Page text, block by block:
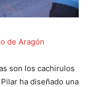
de Aragón
son los cachirulos
ha diseñado una